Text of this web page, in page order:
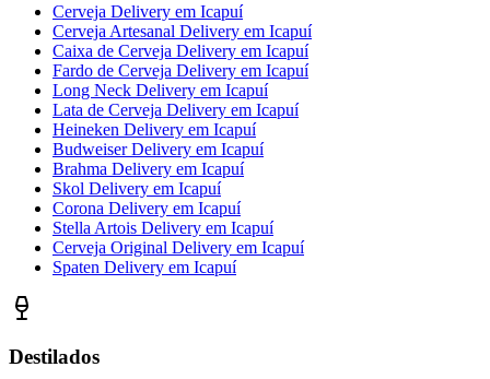
Cerveja Delivery em Icapuí
Cerveja Artesanal Delivery em Icapuí
Caixa de Cerveja Delivery em Icapuí
Fardo de Cerveja Delivery em Icapuí
Long Neck Delivery em Icapuí
Lata de Cerveja Delivery em Icapuí
Heineken Delivery em Icapuí
Budweiser Delivery em Icapuí
Brahma Delivery em Icapuí
Skol Delivery em Icapuí
Corona Delivery em Icapuí
Stella Artois Delivery em Icapuí
Cerveja Original Delivery em Icapuí
Spaten Delivery em Icapuí
Destilados